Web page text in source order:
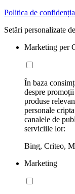
Politica de
Setări personalizate
Marketing per
În baza
despre
produse
personale
canalele de
serviciile lor:
Bing, Criteo,
Marketing